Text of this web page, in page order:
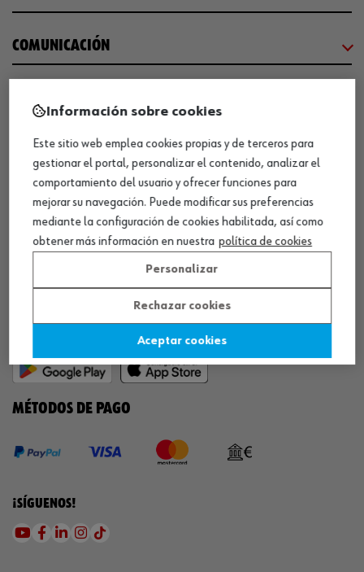
COMUNICACIÓN
NUESTROS CERTIFICADOS
¡WÜRTH EMPRESA SOLIDARIA!
¡DESCARGA NUESTRA APP!
MÉTODOS DE PAGO
¡SÍGUENOS!
Información sobre cookies
Este sitio web emplea cookies propias y de terceros para
gestionar el portal, personalizar el contenido, analizar el
comportamiento del usuario y ofrecer funciones para
mejorar su navegación. Puede modificar sus preferencias
mediante la configuración de cookies habilitada, así como
obtener más información en nuestra política de cookies
Personalizar
Rechazar cookies
Aceptar cookies